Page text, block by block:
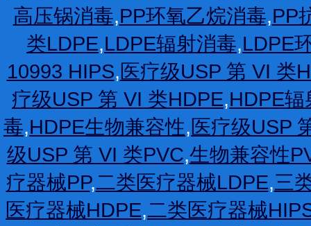
高压锅消毒,PP环氧乙烷消毒,PP
类LDPE,LDPE辐射消毒,LDPE
10993 HIPS,医疗级USP 第 VI 类
疗级USP 第 VI 类HDPE,HDPE辐
毒,HDPE生物兼容性,医疗级USP
级USP 第 VI 类PVC,生物兼容性
疗器械PP,二类医疗器械LDPE,三
医疗器械HDPE,二类医疗器械